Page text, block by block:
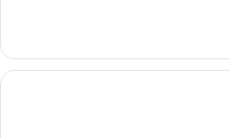
เกี่ยว
กับ
Suite